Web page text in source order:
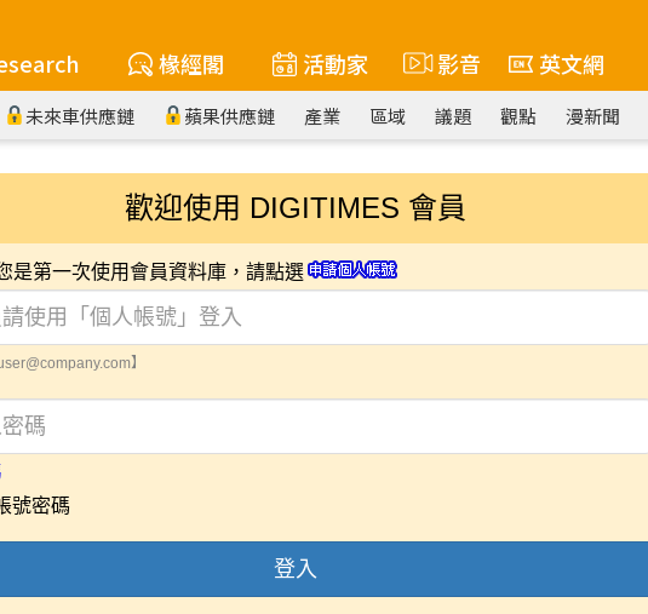
椽經閣 活動家 影音 英文網
未來車供應鏈 蘋果供應鏈 產業 區域 議題 觀點 漫新聞
歡迎使用 DIGITIMES 會員
是第一次使用會員資料庫，請點選
】
號密碼
登入